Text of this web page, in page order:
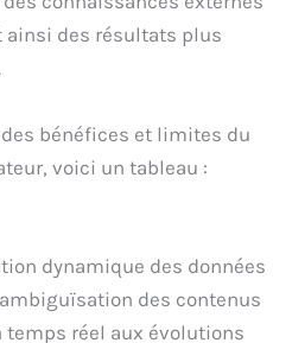
ainsi des résultats plus
bénéfices et limites du
voici un tableau :
dynamique des données
des contenus
temps réel aux évolutions